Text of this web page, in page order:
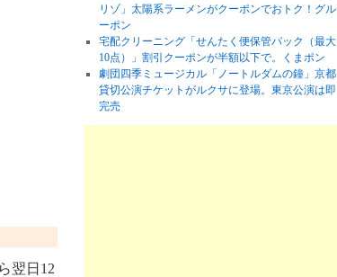
翌日12
リゾ」太陽系ラーメンがクーポンでおトク！グル
ーポン
宅配クリーニング「せんたく便保管パック（最大
10点）」割引クーポンが半額以下で。くまポン
劇団四季ミュージカル「ノートルダムの鐘」京都
貸切公演チケットがルクサに登場。東京公演は即
完売